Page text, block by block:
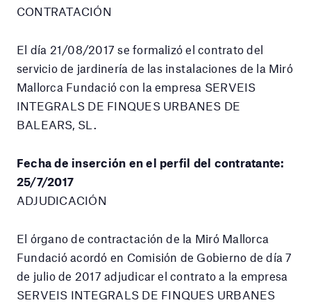
CONTRATACIÓN
El día 21/08/2017 se formalizó el contrato del
servicio de jardinería de las instalaciones de la Miró
Mallorca Fundació con la empresa SERVEIS
INTEGRALS DE FINQUES URBANES DE
BALEARS, SL.
Fecha de inserción en el perfil del contratante:
25/7/2017
ADJUDICACIÓN
El órgano de contractación de la Miró Mallorca
Fundació acordó en Comisión de Gobierno de día 7
de julio de 2017 adjudicar el contrato a la empresa
SERVEIS INTEGRALS DE FINQUES URBANES